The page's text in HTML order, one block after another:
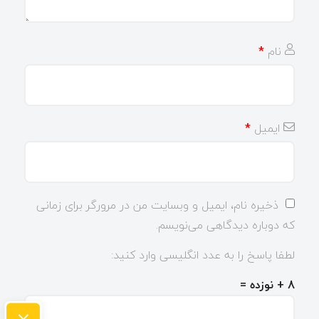
نام *
ایمیل *
ذخیره نام، ایمیل و وبسایت من در مرورگر برای زمانی
که دوباره دیدگاهی می‌نویسم.
لطفا پاسخ را به عدد انگلیسی وارد کنید:
8 + نوزده =